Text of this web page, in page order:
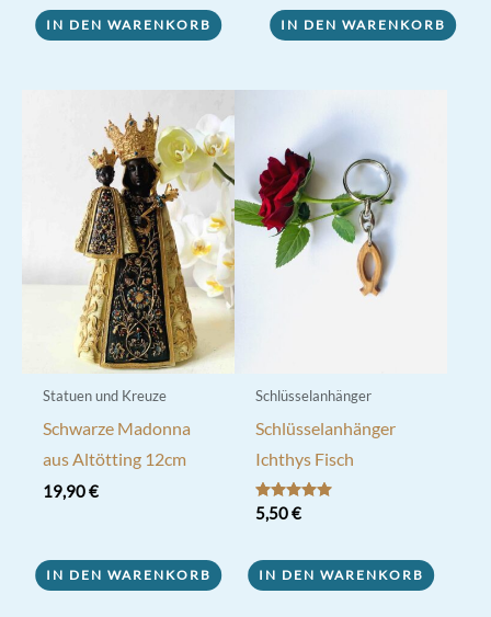
IN DEN WARENKORB
25,00 €22,00 €.
IN DEN WARENKORB
Statuen und Kreuze
Schwarze Madonna
aus Altötting 12cm
19,90€
IN DEN WARENKORB
Schlüsselanhänger
Schlüsselanhänger
Ichthys Fisch
Bewertet mit
5.00
5,50€
IN DEN WARENKORB